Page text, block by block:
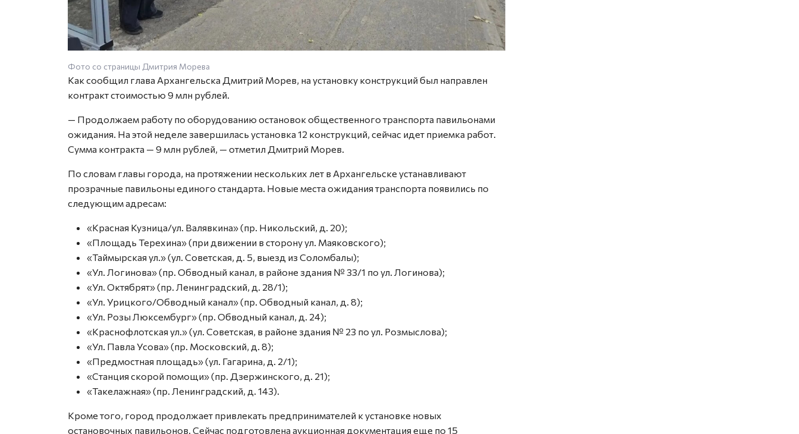
Фото со страницы Дмитрия Морева
Как сообщил глава Архангельска Дмитрий Морев, на установку конструкций был направлен
контракт стоимостью 9 млн рублей.
— Продолжаем работу по оборудованию остановок общественного транспорта павильонами
ожидания. На этой неделе завершилась установка 12 конструкций, сейчас идет приемка работ.
Сумма контракта — 9 млн рублей, — отметил Дмитрий Морев.
По словам главы города, на протяжении нескольких лет в Архангельске устанавливают
прозрачные павильоны единого стандарта. Новые места ожидания транспорта появились по
следующим адресам:
«Красная Кузница/ул. Валявкина» (пр. Никольский, д. 20);
«Площадь Терехина» (при движении в сторону ул. Маяковского);
«Таймырская ул.» (ул. Советская, д. 5, выезд из Соломбалы);
«Ул. Логинова» (пр. Обводный канал, в районе здания № 33/1 по ул. Логинова);
«Ул. Октябрят» (пр. Ленинградский, д. 28/1);
«Ул. Урицкого/Обводный канал» (пр. Обводный канал, д. 8);
«Ул. Розы Люксембург» (пр. Обводный канал, д. 24);
«Краснофлотская ул.» (ул. Советская, в районе здания № 23 по ул. Розмыслова);
«Ул. Павла Усова» (пр. Московский, д. 8);
«Предмостная площадь» (ул. Гагарина, д. 2/1);
«Станция скорой помощи» (пр. Дзержинского, д. 21);
«Такелажная» (пр. Ленинградский, д. 143).
Кроме того, город продолжает привлекать предпринимателей к установке новых
остановочных павильонов. Сейчас подготовлена аукционная документация еще по 15